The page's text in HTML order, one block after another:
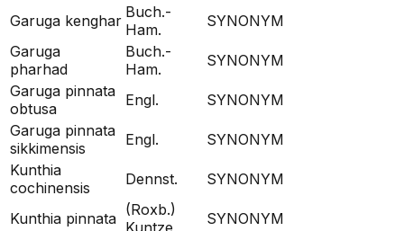
Garuga kenghar Buch.-
Ham.
SYNONYM
Garuga
pharhad
Buch.-
Ham.
SYNONYM
Garuga pinnata
obtusa
Engl.
SYNONYM
Garuga pinnata
sikkimensis
Engl.
SYNONYM
Kunthia
cochinensis
Dennst. SYNONYM
Kunthia pinnata (Roxb.)
Kuntze
SYNONYM